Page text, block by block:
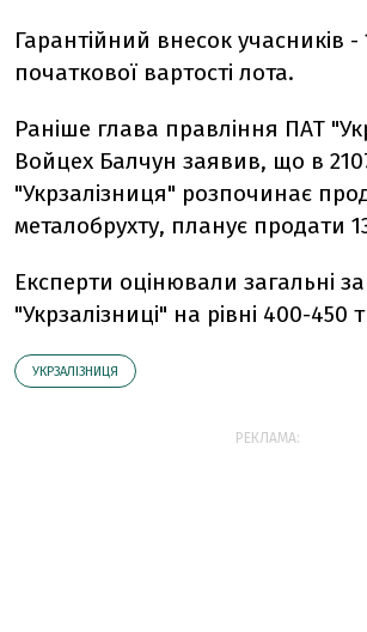
Гарантійний внесок учасників -
початкової вартості лота.
Раніше глава правління ПАТ
Войцех Балчун заявив, що в
"Укрзалізниця" розпочинає
металобрухту, планує продати
Експерти оцінювали загальні
"Укрзалізниці" на рівні 400-450
УКРЗАЛІЗНИЦЯ
РЕКЛАМА: